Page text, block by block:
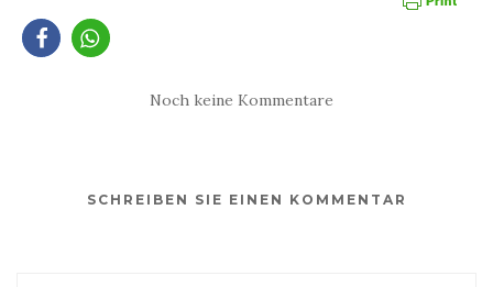
Noch keine Kommentare
SCHREIBEN SIE EINEN KOMMENTAR